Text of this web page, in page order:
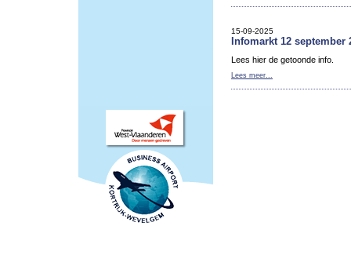
15-09-2025
Infomarkt 12 september
Lees hier de getoonde info.
Lees meer...